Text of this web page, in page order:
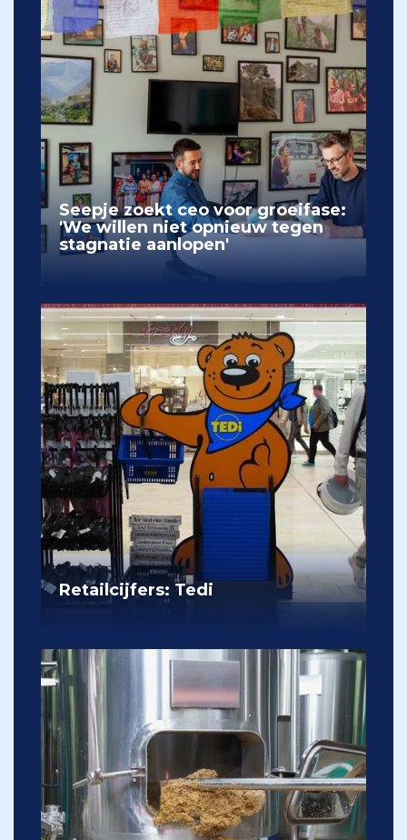
Seepje zoekt ceo voor groeifase:
'We willen niet opnieuw tegen
stagnatie aanlopen'
Retailcijfers: Tedi